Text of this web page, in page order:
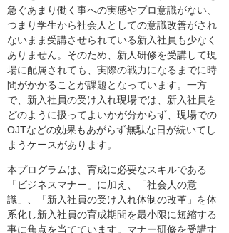
急ぐあまり働く事への実感やプロ意識がない、
つまり学生から社会人としての意識改善がされ
ないまま受講させられている新入社員も少なく
ありません。そのため、新人研修を受講して現
場に配属されても、実際の戦力になるまでに時
間がかかることが課題となっています。一方
で、新入社員の受け入れ現場では、新入社員を
どのように扱ってよいかが分からず、現場での
OJTなどの効果もあがらず無駄な日が続いてし
まうケースがあります。
本プログラムは、育成に必要なスキルである
「ビジネスマナー」に加え、「社会人の意
識」、「新入社員の受け入れ体制の改革」を体
系化し新入社員の育成期間を最小限に短縮する
事に焦点を当てています。マナー研修を受講す